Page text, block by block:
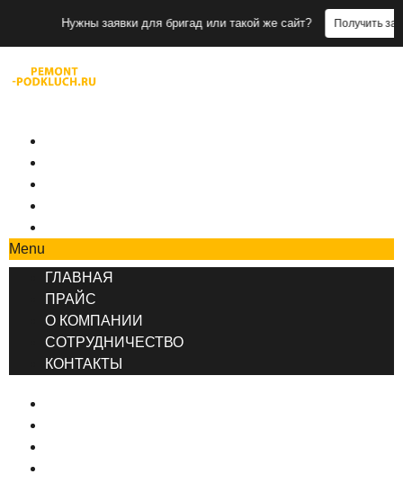
заявки для бригад или такой же сайт? Получить заявки
Menu
ГЛАВНАЯ
ПРАЙС
О КОМПАНИИ
СОТРУДНИЧЕСТВО
КОНТАКТЫ